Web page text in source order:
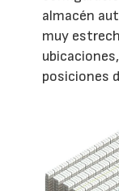
almacén
muy
posiciones